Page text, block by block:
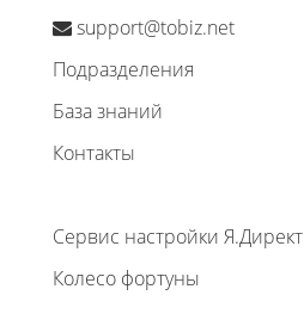
support@tobiz.net
Подразделения
База знаний
Контакты
Сервис настройки Я.Директ
Колесо фортуны